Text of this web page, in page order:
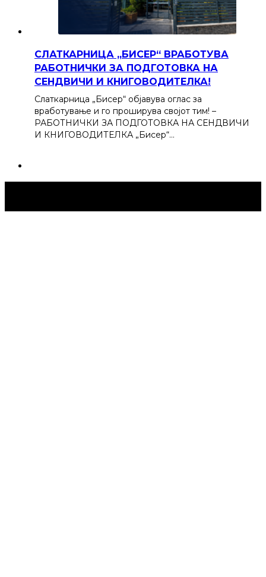
СЛАТКАРНИЦА „БИСЕР“ ВРАБОТУВА
РАБОТНИЧКИ ЗА ПОДГОТОВКА НА
СЕНДВИЧИ И КНИГОВОДИТЕЛКА!
Слаткарница „Бисер“ објавува оглас за
вработување и го проширува својот тим! –
РАБОТНИЧКИ ЗА ПОДГОТОВКА НА СЕНДВИЧИ
И КНИГОВОДИТЕЛКА „Бисер“…